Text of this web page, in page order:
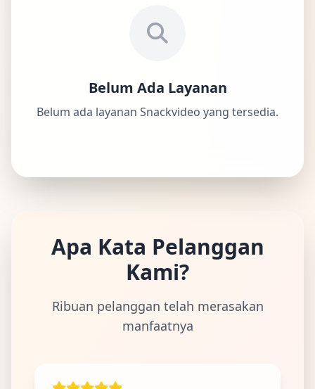
Belum Ada Layanan
Belum ada layanan Snackvideo yang tersedia.
Apa Kata Pelanggan
Kami?
Ribuan pelanggan telah merasakan
manfaatnya